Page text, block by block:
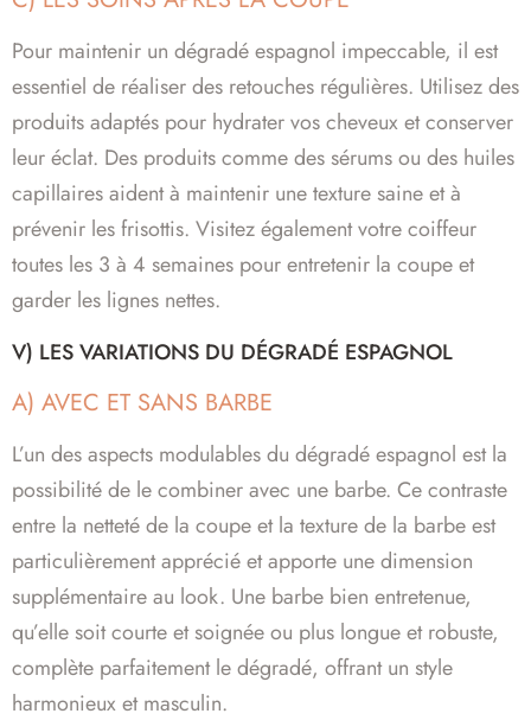
Pour maintenir un dégradé espagnol impeccable, il est
essentiel de réaliser des retouches régulières. Utilisez des
produits adaptés pour hydrater vos cheveux et conserver
leur éclat. Des produits comme des sérums ou des huiles
capillaires aident à maintenir une texture saine et à
prévenir les frisottis. Visitez également votre coiffeur
toutes les 3 à 4 semaines pour entretenir la coupe et
garder les lignes nettes.
V) LES VARIATIONS DU DÉGRADÉ ESPAGNOL
A) AVEC ET SANS BARBE
L’un des aspects modulables du dégradé espagnol est la
possibilité de le combiner avec une barbe. Ce contraste
entre la netteté de la coupe et la texture de la barbe est
particulièrement apprécié et apporte une dimension
supplémentaire au look. Une barbe bien entretenue,
qu’elle soit courte et soignée ou plus longue et robuste,
complète parfaitement le dégradé, offrant un style
harmonieux et masculin.